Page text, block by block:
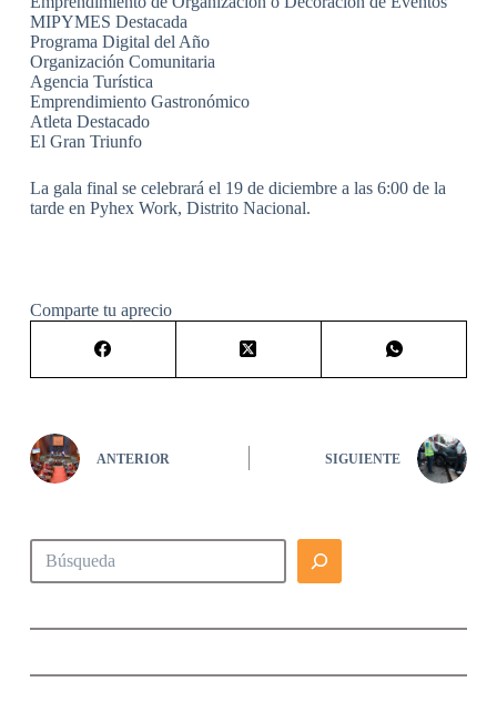
MIPYMES Destacada
Programa Digital del Año
Organización Comunitaria
Agencia Turística
Emprendimiento Gastronómico
Atleta Destacado
El Gran Triunfo
La gala final se celebrará el 19 de diciembre a las 6:00 de la
tarde en Pyhex Work, Distrito Nacional.
Comparte tu aprecio
ANTERIOR SIGUIENTE
Buscar